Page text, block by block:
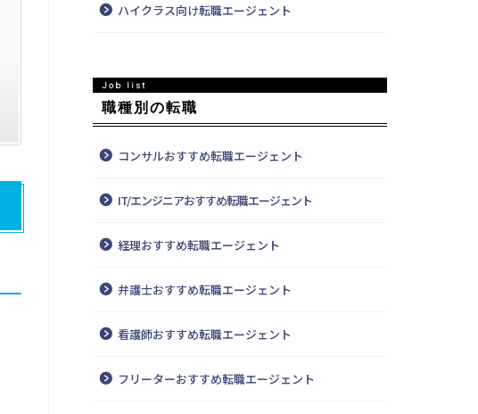
ハイクラス向け転職エージェント
職種別の転職
コンサルおすすめ転職エージェント
IT/エンジニアおすすめ転職エージェント
経理おすすめ転職エージェント
弁護士おすすめ転職エージェント
看護師おすすめ転職エージェント
フリーターおすすめ転職エージェント